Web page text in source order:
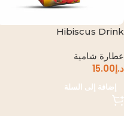
Hibiscus Drink
عطارة شامية
د.إ15.00
إضافة إلى السلة